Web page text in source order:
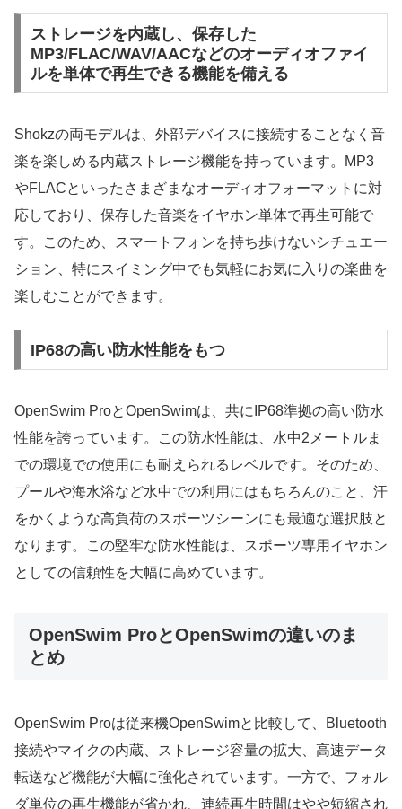
ストレージを内蔵し、保存した
MP3/FLAC/WAV/AACなどのオーディオファイ
ルを単体で再生できる機能を備える
Shokzの両モデルは、外部デバイスに接続することなく音
楽を楽しめる内蔵ストレージ機能を持っています。MP3
やFLACといったさまざまなオーディオフォーマットに対
応しており、保存した音楽をイヤホン単体で再生可能で
す。このため、スマートフォンを持ち歩けないシチュエー
ション、特にスイミング中でも気軽にお気に入りの楽曲を
楽しむことができます。
IP68の高い防水性能をもつ
OpenSwim ProとOpenSwimは、共にIP68準拠の高い防水
性能を誇っています。この防水性能は、水中2メートルま
での環境での使用にも耐えられるレベルです。そのため、
プールや海水浴など水中での利用にはもちろんのこと、汗
をかくような高負荷のスポーツシーンにも最適な選択肢と
なります。この堅牢な防水性能は、スポーツ専用イヤホン
としての信頼性を大幅に高めています。
OpenSwim ProとOpenSwimの違いのま
とめ
OpenSwim Proは従来機OpenSwimと比較して、Bluetooth
接続やマイクの内蔵、ストレージ容量の拡大、高速データ
転送など機能が大幅に強化されています。一方で、フォル
ダ単位の再生機能が省かれ、連続再生時間はやや短縮され